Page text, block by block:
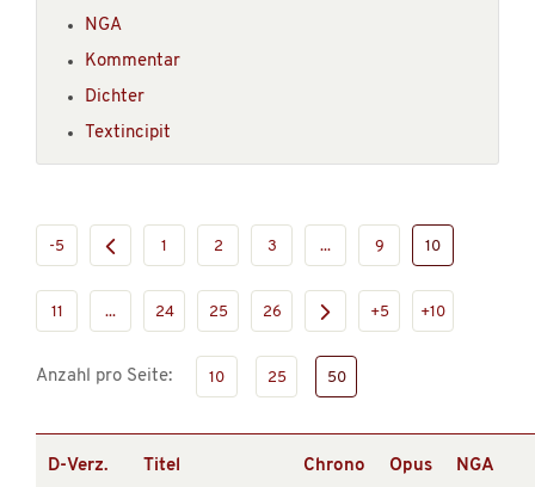
NGA
Kommentar
Dichter
Textincipit
-5 1 2 3 ... 9 10
11 ... 24 25 26 +5 +10
Anzahl pro Seite: 10 25 50
D-Verz. Titel Chrono Opus NGA